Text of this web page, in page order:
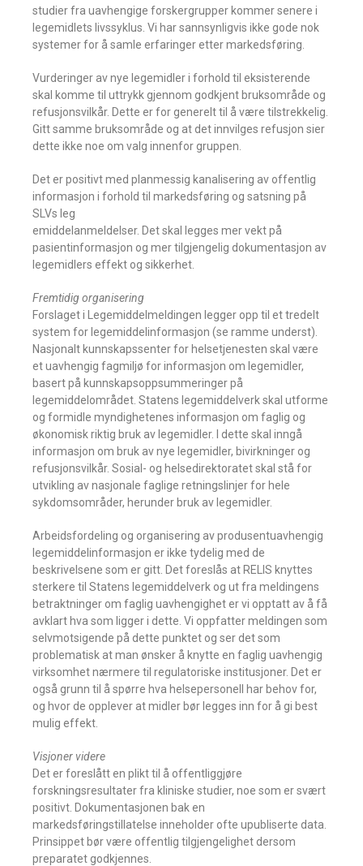
studier fra uavhengige forskergrupper kommer senere i
legemidlets livssyklus. Vi har sannsynligvis ikke gode nok
systemer for å samle erfaringer etter markedsføring.
Vurderinger av nye legemidler i forhold til eksisterende
skal komme til uttrykk gjennom godkjent bruksområde og
refusjonsvilkår. Dette er for generelt til å være tilstrekkelig.
Gitt samme bruksområde og at det innvilges refusjon sier
dette ikke noe om valg innenfor gruppen.
Det er positivt med planmessig kanalisering av offentlig
informasjon i forhold til markedsføring og satsning på
SLVs leg
emiddelanmeldelser. Det skal legges mer vekt på
pasientinformasjon og mer tilgjengelig dokumentasjon av
legemidlers effekt og sikkerhet.
Fremtidig organisering
Forslaget i Legemiddelmeldingen legger opp til et tredelt
system for legemiddelinformasjon (se ramme underst).
Nasjonalt kunnskapssenter for helsetjenesten skal være
et uavhengig fagmiljø for informasjon om legemidler,
basert på kunnskapsoppsummeringer på
legemiddelområdet. Statens legemiddelverk skal utforme
og formidle myndighetenes informasjon om faglig og
økonomisk riktig bruk av legemidler. I dette skal inngå
informasjon om bruk av nye legemidler, bivirkninger og
refusjonsvilkår. Sosial- og helsedirektoratet skal stå for
utvikling av nasjonale faglige retningslinjer for hele
sykdomsområder, herunder bruk av legemidler.
Arbeidsfordeling og organisering av produsentuavhengig
legemiddelinformasjon er ikke tydelig med de
beskrivelsene som er gitt. Det foreslås at RELIS knyttes
sterkere til Statens legemiddelverk og ut fra meldingens
betraktninger om faglig uavhengighet er vi opptatt av å få
avklart hva som ligger i dette. Vi oppfatter meldingen som
selvmotsigende på dette punktet og ser det som
problematisk at man ønsker å knytte en faglig uavhengig
virksomhet nærmere til regulatoriske institusjoner. Det er
også grunn til å spørre hva helsepersonell har behov for,
og hvor de opplever at midler bør legges inn for å gi best
mulig effekt.
Visjoner videre
Det er foreslått en plikt til å offentliggjøre
forskningsresultater fra kliniske studier, noe som er svært
positivt. Dokumentasjonen bak en
markedsføringstillatelse inneholder ofte upubliserte data.
Prinsippet bør være offentlig tilgjengelighet dersom
preparatet godkjennes.